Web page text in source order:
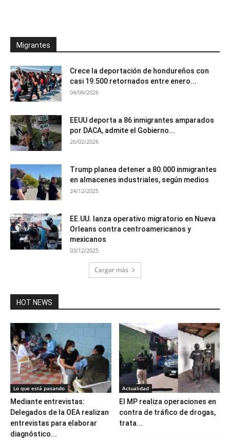
Migrantes
Crece la deportación de hondureños con
casi 19.500 retornados entre enero...
04/06/2026
EEUU deporta a 86 inmigrantes amparados
por DACA, admite el Gobierno...
26/02/2026
Trump planea detener a 80.000 inmigrantes
en almacenes industriales, según medios
24/12/2025
EE.UU. lanza operativo migratorio en Nueva
Orleans contra centroamericanos y
mexicanos
03/12/2025
Cargar más
HOT NEWS
Lo que está pasando
Mediante entrevistas:
Delegados de la OEA realizan
entrevistas para elaborar
diagnóstico...
Actualidad
El MP realiza operaciones en
contra de tráfico de drogas,
trata...